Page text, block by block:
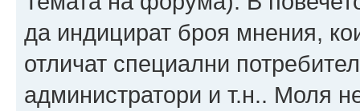
да индицират броя мнения,
отличат специални
администратори и т.н.. Моля